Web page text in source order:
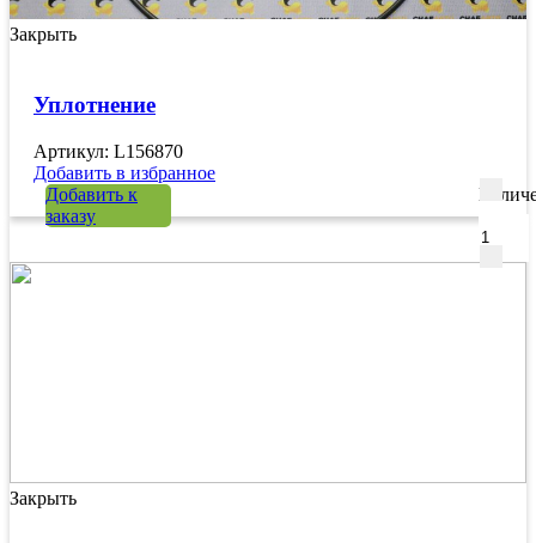
Закрыть
Уплотнение
Артикул: L156870
Добавить в избранное
Добавить к
заказу
Закрыть